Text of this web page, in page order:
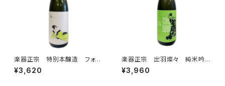
楽器正宗 特別本醸造 フォル
テピアノ 1800ml
¥3,620
楽器正宗 出羽燦々 純米吟
醸 中取り 1800ml
¥3,960